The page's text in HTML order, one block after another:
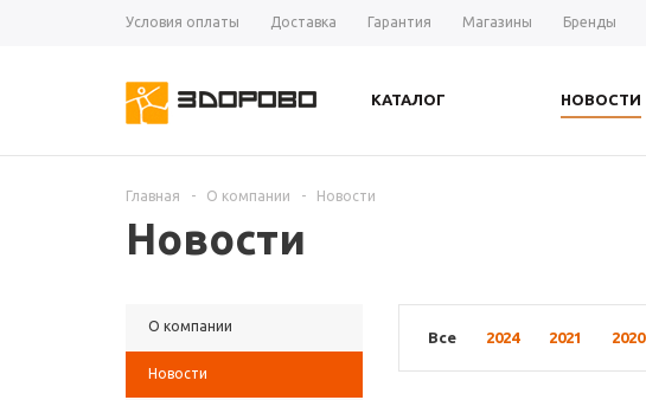
Условия оплаты Доставка Гарантия Магазины Бренды
КАТАЛОГ НОВОСТИ
Главная - О компании - Новости
Новости
О компании
Новости
Все 2024 2021 2020